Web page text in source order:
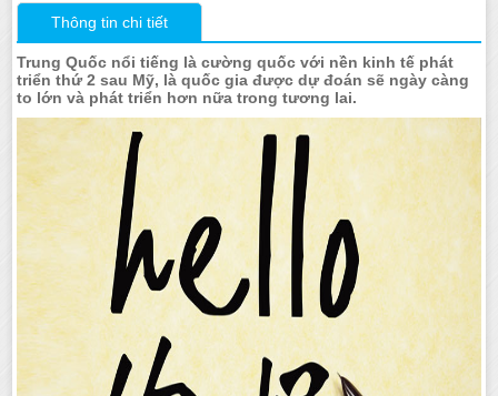
Thông tin chi tiết
Trung Quốc nổi tiếng là cường quốc với nền kinh tế phát
triển thứ 2 sau Mỹ, là quốc gia được dự đoán sẽ ngày càng
to lớn và phát triển hơn nữa trong tương lai.